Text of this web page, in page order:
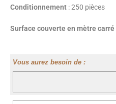
Conditionnement : 250 pièces
Surface couverte en mètre carré
Vous aurez besoin de :